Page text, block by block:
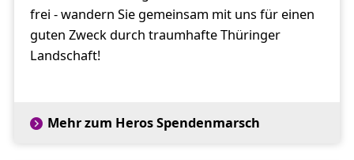
frei - wandern Sie gemeinsam mit uns für einen
guten Zweck durch traumhafte Thüringer
Landschaft!
Mehr zum Heros Spendenmarsch